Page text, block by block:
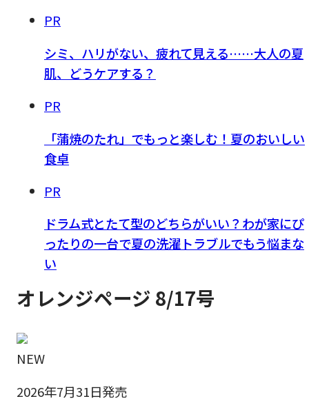
PR
シミ、ハリがない、疲れて見える……大人の夏
肌、どうケアする？
PR
「蒲焼のたれ」でもっと楽しむ！夏のおいしい
食卓
PR
ドラム式とたて型のどちらがいい？わが家にぴ
ったりの一台で夏の洗濯トラブルでもう悩まな
い
オレンジページ 8/17号
NEW
2026年7月31日発売